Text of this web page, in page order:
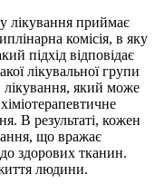
лікування приймає
комісія, в яку
підхід відповідає
лікувальної групи
лікування, який може
В результаті, кожен
що вражає
здорових тканин.
людини.